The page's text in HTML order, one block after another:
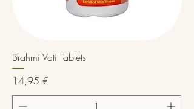
Brahmi Vati Tablets
Precio
14,95 €